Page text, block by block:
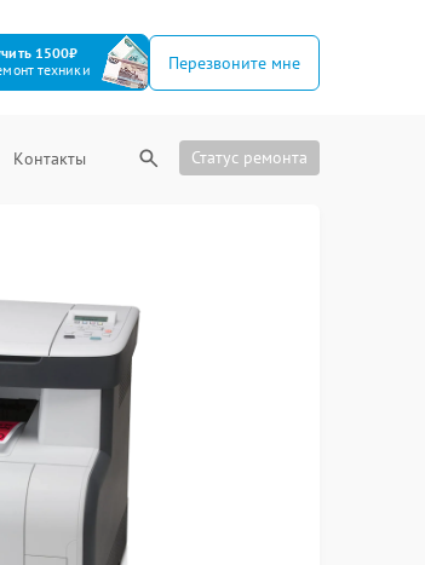
1500₽
техники
Перезвоните мне
Контакты Статус ремонта